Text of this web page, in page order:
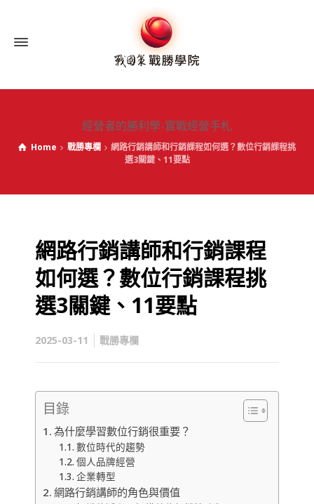
經營者的勝利學-實戰經營手札
Home 戰勝專欄
網路行銷講師和行銷課程如何選？數位行銷課程挑
選3關鍵、11要點
網路行銷講師和行銷課程
如何選？數位行銷課程挑
選3關鍵、11要點
2025-03-11 戰勝專欄
目錄
為什麼學習數位行銷很重要？
數位時代的趨勢
個人品牌經營
企業轉型
網路行銷講師的角色與價值